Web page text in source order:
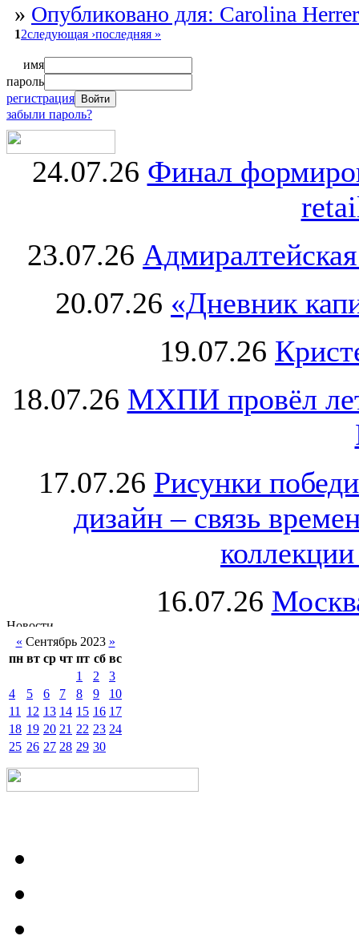
» Опубликовано для: Carolina
12следующая ›последняя »
имя
пароль
регистрация
забыли пароль?
24.07.26 Финал
23.07.26
20.07.26 «Дневник
19.07.26
18.07.26 МХПИ провёл
17.07.26 Рисунки
дизайн – связь
16.07.26
« Сентябрь 2023 »
пн вт ср чт пт сб вс
1
2
3
4
5 6 7 8 9
10
11
12 13 14 15 16 17
18 19 20 21 22 23 24
25 26 27 28 29 30